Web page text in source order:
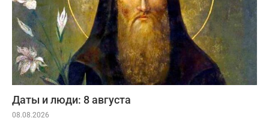
Даты и люди: 8 августа
08.08.2026